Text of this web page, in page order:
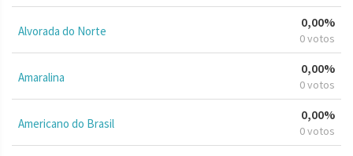
Alvorada do Norte
0,00%
0 votos
Amaralina
0,00%
0 votos
Americano do Brasil
0,00%
0 votos